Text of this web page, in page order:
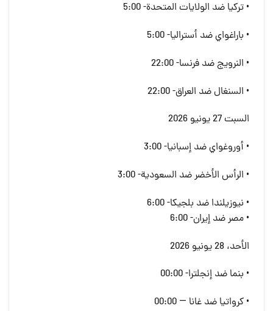
• تركيا ضد الولايات المتحدة- 5:00
• باراغواي ضد أستراليا- 5:00
• النرويج ضد فرنسا- 22:00
• السنغال ضد العراق- 22:00
السبت 27 يونيو 2026
• أوروغواي ضد إسبانيا- 3:00
• الرأس الأخضر ضد السعودية- 3:00
• نيوزيلندا ضد بلجيكا- 6:00
• مصر ضد إيران- 6:00
الأحد، 28 يونيو 2026
• بنما ضد إنجلترا- 00:00
• كرواتيا ضد غانا — 00:00